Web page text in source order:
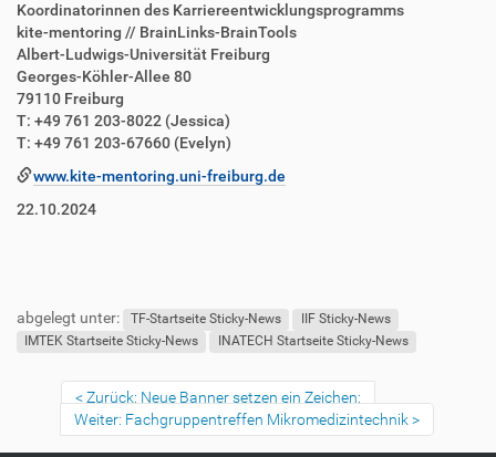
Koordinatorinnen des Karriereentwicklungsprogramms
kite-mentoring // BrainLinks-BrainTools
Albert-Ludwigs-Universität Freiburg
Georges-Köhler-Allee 80
79110 Freiburg
T: +49 761 203-8022 (Jessica)
T: +49 761 203-67660 (Evelyn)
www.kite-mentoring.uni-freiburg.de
22.10.2024
abgelegt unter: TF-Startseite Sticky-News
IIF Sticky-News
IMTEK Startseite Sticky-News
INATECH Startseite Sticky-News
Zurück: Neue Banner setzen ein Zeichen:
Weiter: Fachgruppentreffen Mikromedizintechnik